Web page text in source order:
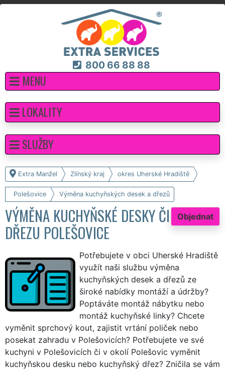
800 66 88 88
MENU
Extra Manžel Zlínský kraj okres Uherské Hradiště
Polešovice Výměna kuchyňských desek a dřezů
Objednat
VÝMĚNA KUCHYŇSKÉ DESKY ČI
DŘEZU POLEŠOVICE
Potřebujete v obci Uherské Hradiště
využít naši službu výměna
kuchyňských desek a dřezů ze
široké nabídky montáží a údržby?
Poptáváte montáž nábytku nebo
montáž kuchyňské linky? Chcete
vyměnit sprchový kout, zajistit vrtání poliček nebo
posekat zahradu v Polešovicích? Potřebujete ve své
kuchyni v Polešovicích či v okolí Polešovic vyměnit
kuchyňskou desku nebo kuchyňský dřez? Zničila se vám
LOKALITY
SLUŽBY